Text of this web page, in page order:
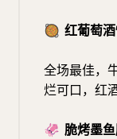
🥘 红葡萄
全场最佳，
烂可口，红
🦑 脆烤墨鱼